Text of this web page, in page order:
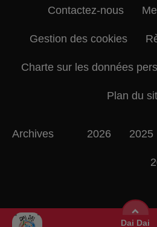
Dai Dai
Contactez-nous
Gestion des cookies
Charte sur les données
Plan du
Archives 2026 2025